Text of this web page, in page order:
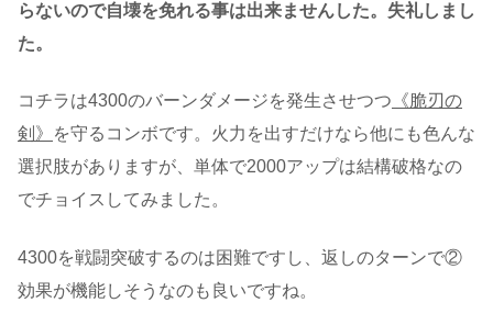
らないので自壊を免れる事は出来ませんした。失礼しまし
た。
コチラは4300のバーンダメージを発生させつつ 《脆刃の
剣》
を守るコンボです。火力を出すだけなら他にも色んな
選択肢がありますが、単体で2000アップは結構破格なの
でチョイスしてみました。
4300を戦闘突破するのは困難ですし、返しのターンで②
効果が機能しそうなのも良いですね。